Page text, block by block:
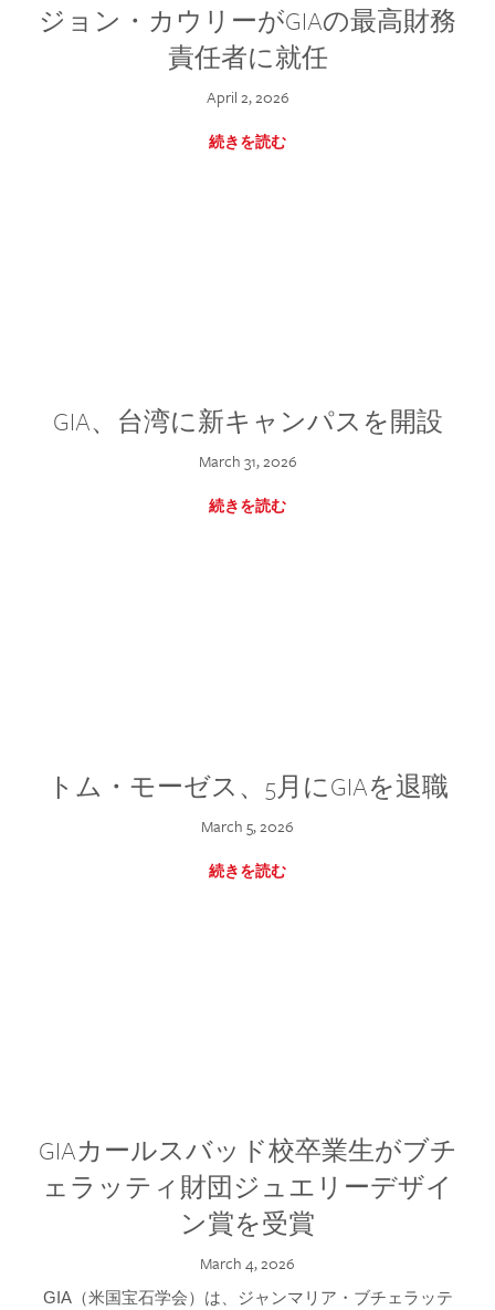
ジョン・カウリーがGIAの最高財務
責任者に就任
April 2, 2026
続きを読む
GIA、台湾に新キャンパスを開設
March 31, 2026
続きを読む
トム・モーゼス、5月にGIAを退職
March 5, 2026
続きを読む
GIAカールスバッド校卒業生がブチ
ェラッティ財団ジュエリーデザイ
ン賞を受賞
March 4, 2026
GIA（米国宝石学会）は、ジャンマリア・ブチェラッテ